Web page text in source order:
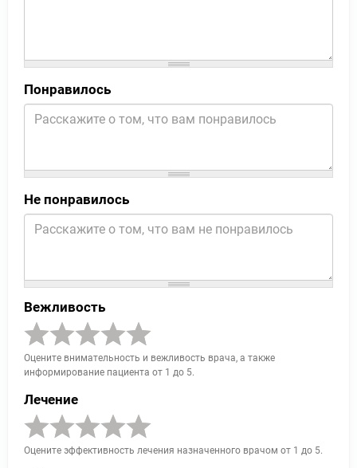
Понравилось
Не понравилось
Вежливость
Оцените внимательность и вежливость врача, а также
информирование пациента от 1 до 5.
Лечение
Оцените эффективность лечения назначенного врачом от 1 до 5.